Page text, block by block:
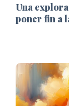
Una
poner fin a